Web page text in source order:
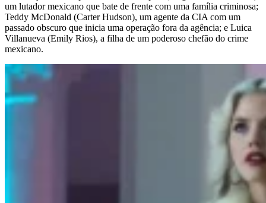
um lutador mexicano que bate de frente com uma família criminosa;
Teddy McDonald (Carter Hudson), um agente da CIA com um
passado obscuro que inicia uma operação fora da agência; e Luica
Villanueva (Emily Rios), a filha de um poderoso chefão do crime
mexicano.